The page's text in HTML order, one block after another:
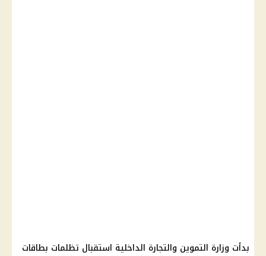
بدأت وزارة التموين والتجارة الداخلية استقبال تظلمات بطاقات